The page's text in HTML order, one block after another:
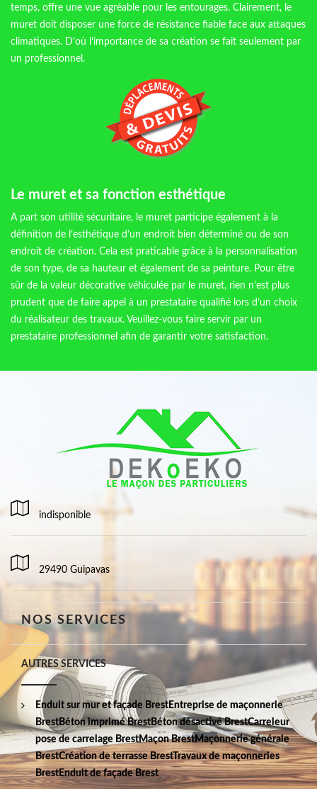
temps, offre une vue agréable pour les entourages. Clairement, le
muret doit disposer une force de résistance fiable face aux attaques
climatiques. D’où l’importance de sa création se fait seulement par
un professionnel.
Le muret et sa fonction esthétique
A part son utilité sécuritaire, le muret participe également à la
définition de l’esthétique d’un endroit bien déterminé ou de son
endroit de création. Cela est praticable grâce à la personnalisation
de son type, de sa hauteur et également de sa peinture. Pour être
sûr de la valeur décorative véhiculée par le muret, rien n’est plus
prudent que de faire appel à un prestataire qualifié lors d’un choix
du réalisateur des travaux. Veuillez-vous faire servir par un
prestataire professionnel afin de garantir votre satisfaction.
indisponible
29490 Guipavas
NOS SERVICES
AUTRES SERVICES
Enduit sur mur et façade Brest Entreprise de maçonnerie
BrestBéton imprimé BrestBéton désactivé BrestCarreleur
pose de carrelage BrestMaçon BrestMaçonnerie générale
BrestCréation de terrasse BrestTravaux de maçonneries
BrestEnduit de façade Brest